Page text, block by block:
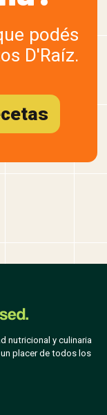
podés
D'Raíz.
nutricional y culinaria
placer de todos los